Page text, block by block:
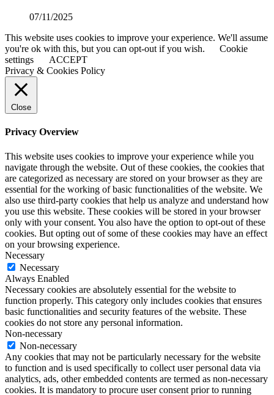
07/11/2025
This website uses cookies to improve your experience. We'll assume
you're ok with this, but you can opt-out if you wish.
Cookie
settings
ACCEPT
Privacy & Cookies Policy
Close
Privacy Overview
This website uses cookies to improve your experience while you
navigate through the website. Out of these cookies, the cookies that
are categorized as necessary are stored on your browser as they are
essential for the working of basic functionalities of the website. We
also use third-party cookies that help us analyze and understand how
you use this website. These cookies will be stored in your browser
only with your consent. You also have the option to opt-out of these
cookies. But opting out of some of these cookies may have an effect
on your browsing experience.
Necessary
Necessary
Always Enabled
Necessary cookies are absolutely essential for the website to
function properly. This category only includes cookies that ensures
basic functionalities and security features of the website. These
cookies do not store any personal information.
Non-necessary
Non-necessary
Any cookies that may not be particularly necessary for the website
to function and is used specifically to collect user personal data via
analytics, ads, other embedded contents are termed as non-necessary
cookies. It is mandatory to procure user consent prior to running